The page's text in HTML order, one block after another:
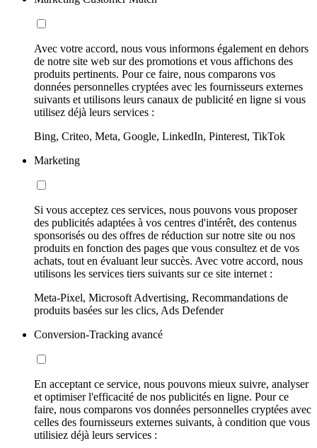
Avec votre accord, nous vous informons également en dehors
de notre site web sur des promotions et vous affichons des
produits pertinents. Pour ce faire, nous comparons vos
données personnelles cryptées avec les fournisseurs externes
suivants et utilisons leurs canaux de publicité en ligne si vous
utilisez déjà leurs services :
Bing, Criteo, Meta, Google, LinkedIn, Pinterest, TikTok
Marketing
Si vous acceptez ces services, nous pouvons vous proposer
des publicités adaptées à vos centres d'intérêt, des contenus
sponsorisés ou des offres de réduction sur notre site ou nos
produits en fonction des pages que vous consultez et de vos
achats, tout en évaluant leur succès. Avec votre accord, nous
utilisons les services tiers suivants sur ce site internet :
Meta-Pixel, Microsoft Advertising, Recommandations de
produits basées sur les clics, Ads Defender
Conversion-Tracking avancé
En acceptant ce service, nous pouvons mieux suivre, analyser
et optimiser l'efficacité de nos publicités en ligne. Pour ce
faire, nous comparons vos données personnelles cryptées avec
celles des fournisseurs externes suivants, à condition que vous
utilisiez déjà leurs services :